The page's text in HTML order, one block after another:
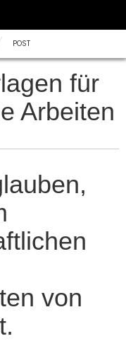
POST
für
Arbeiten
von